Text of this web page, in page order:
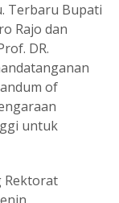
Terbaru Bupati
Rajo dan
DR.
of
untuk
Rektorat